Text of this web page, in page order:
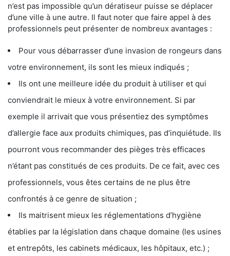
n’est pas impossible qu’un dératiseur puisse se déplacer
d’une ville à une autre. Il faut noter que faire appel à des
professionnels peut présenter de nombreux avantages :
Pour vous débarrasser d’une invasion de rongeurs dans
votre environnement, ils sont les mieux indiqués ;
Ils ont une meilleure idée du produit à utiliser et qui
conviendrait le mieux à votre environnement. Si par
exemple il arrivait que vous présentiez des symptômes
d’allergie face aux produits chimiques, pas d’inquiétude. Ils
pourront vous recommander des pièges très efficaces
n’étant pas constitués de ces produits. De ce fait, avec ces
professionnels, vous êtes certains de ne plus être
confrontés à ce genre de situation ;
Ils maitrisent mieux les réglementations d’hygiène
établies par la législation dans chaque domaine (les usines
et entrepôts, les cabinets médicaux, les hôpitaux, etc.) ;